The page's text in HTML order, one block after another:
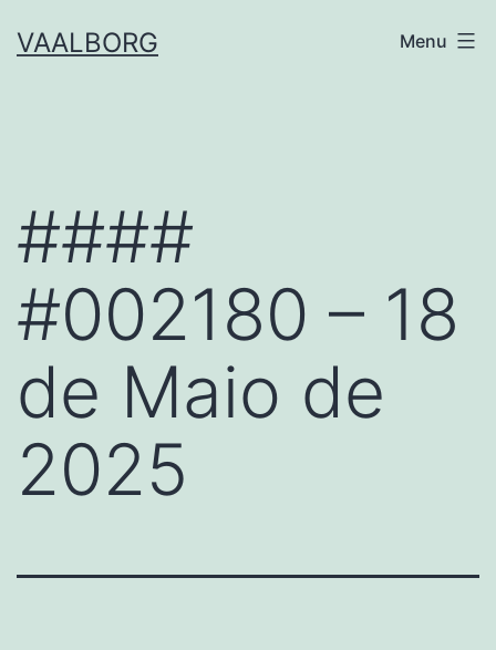
toVAALBORG Menu
####
#002180 – 18
de Maio de
2025